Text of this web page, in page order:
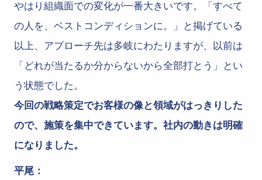
やはり組織面での変化が一番大きいです。「すべて
の人を、ベストコンディションに。」と掲げている
以上、アプローチ先は多岐にわたりますが、以前は
「どれが当たるか分からないから全部打とう」とい
う状態でした。
今回の戦略策定でお客様の像と領域がはっきりした
ので、施策を集中できています。社内の動きは明確
になりました。
平尾：